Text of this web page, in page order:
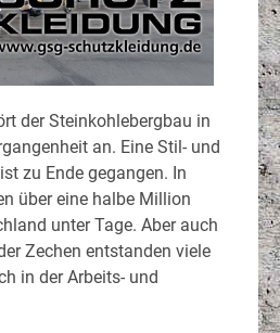
der Steinkohlebergbau in
an. Eine Stil- und
zu Ende gegangen. In
über eine halbe Million
unter Tage. Aber auch
Zechen entstanden viele
in der Arbeits- und